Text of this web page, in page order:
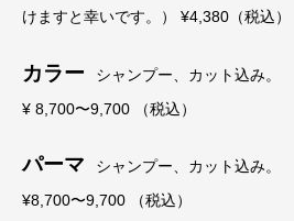
けますと幸いです。） ¥4,380（税込）
カラー
シャンプー、カット込み。
¥ 8,700〜9,700 （税込）
パーマ
シャンプー、カット込み。
¥8,700〜9,700 （税込）